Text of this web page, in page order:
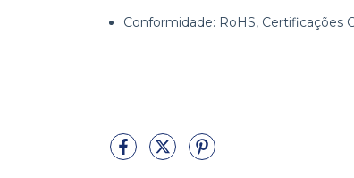
Conformidade: RoHS, Certificações